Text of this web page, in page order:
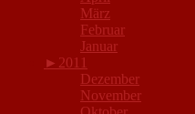
März
Februar
Januar
► 2011
Dezember
November